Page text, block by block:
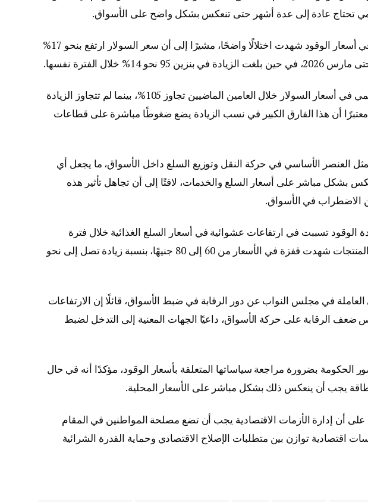
تحتاج عادة إلى عدة أشهر حتى تنعكس بشكل واضح على الأسواق.
وأوضح أن نسب الزيادة في أسعار الوقود شهدت اختلالًا واضحًا، مشيرًا إلى أن سعر السولار ارتفع بنحو 17%
14% خلال الفترة نفسها.
وأضاف أن الارتفاع التراكمي في أسعار السولار خلال العامين الماضيين تجاوز 105%، بينما لم تتجاوز الزيادة
95 نسبة 77%، معتبرًا أن هذا الفارق الكبير في نسب الزيادة يضع ضغوطًا مباشرة على قطاعات
العنصر الأساسي في حركة النقل وتوزيع السلع داخل الأسواق، ما يجعل أي
بشكل مباشر على أسعار السلع والخدمات، لافتًا إلى أن تجاهل تأثير هذه
الاضطراب في الأسواق.
الوقود تسببت في ارتفاعات عشوائية في أسعار السلع الغذائية خلال فترة
قصيرة، موضحًا أن بعض المنتجات شهدت قفزة في الأسعار من 60 إلى 80 جنيهًا، بنسبة زيادة تصل إلى نحو
في مجلس النواب عن دور الرقابة في ضبط الأسواق، قائلًا إن الارتفاعات
ضعف الرقابة على حركة الأسواق، داعيًا الجهات المعنية إلى التدخل لضبط
الحكومة بضرورة مراجعة سياساتها المتعلقة بأسعار الوقود، مؤكدًا أنه في حال
يجب أن ينعكس ذلك بشكل مباشر على الأسعار المحلية.
أن إدارة الأزمات الاقتصادية يجب أن تضع مصلحة المواطنين في المقام
اقتصادية توازن بين متطلبات الإصلاح الاقتصادي وحماية القدرة الشرائية